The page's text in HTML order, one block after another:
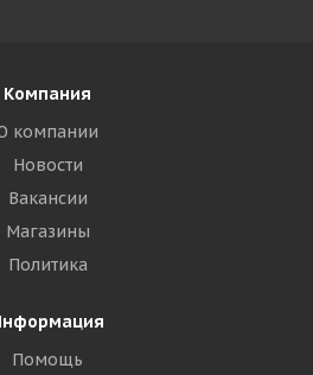
Компания
компании
Новости
Вакансии
Магазины
Политика
Помощь